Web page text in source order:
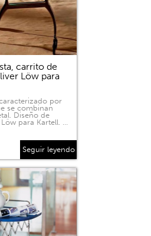
carrito de
Löw para
por
se combinan
Diseño de
para Kartell. …
Seguir leyendo